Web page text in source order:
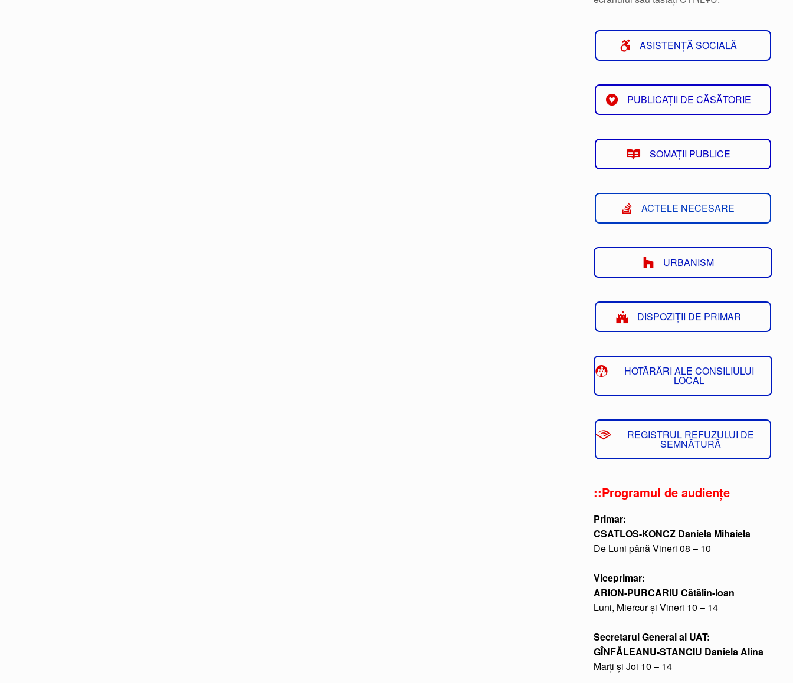
ASISTENȚĂ SOCIALĂ
PUBLICAȚII DE CĂSĂTORIE
SOMAȚII PUBLICE
ACTELE NECESARE
URBANISM
DISPOZIȚII DE PRIMAR
HOTĂRÂRI ALE CONSILIULUI
LOCAL
REGISTRUL REFUZULUI DE
SEMNĂTURĂ
::Programul de audiențe
Primar:
CSATLOS-KONCZ Daniela Mihaiela
De Luni până Vineri 08 – 10
Viceprimar:
ARION-PURCARIU Cătălin-Ioan
Luni, Miercur și Vineri 10 – 14
Secretarul General al UAT:
GÎNFĂLEANU-STANCIU Daniela Alina
Marți și Joi 10 – 14